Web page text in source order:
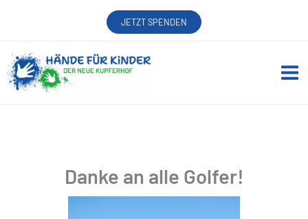
JETZT SPENDEN
Danke an alle Golfer!